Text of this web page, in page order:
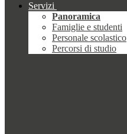
Servizi
Panoramica
Famiglie e studenti
Personale scolastico
Percorsi di studio